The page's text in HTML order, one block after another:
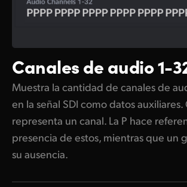
Canales de audio 1-
Muestra la cantidad de canales de
en la señal SDI como datos
representa un canal. La P hace
presencia de estos, mientras que un
su ausencia.